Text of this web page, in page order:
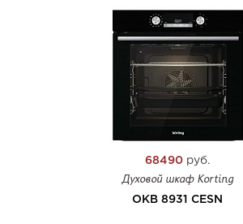
68490 руб.
Духовой шкаф Korting
OKB 8931 CESN